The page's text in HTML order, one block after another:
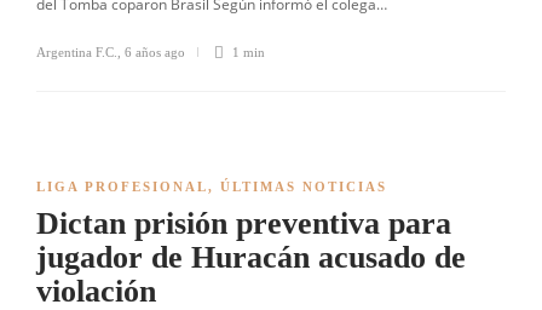
del Tomba coparon Brasil Según informó el colega…
Argentina F.C. 6 años ago 1 min
LIGA PROFESIONAL, ÚLTIMAS NOTICIAS
Dictan prisión preventiva para
jugador de Huracán acusado de
violación